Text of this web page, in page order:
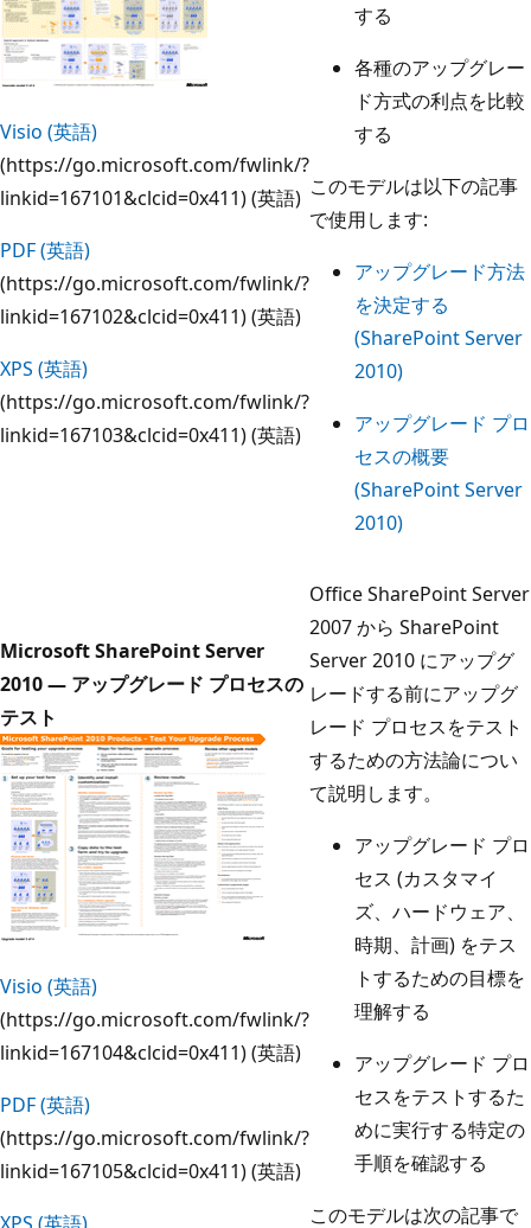
Visio (英語)
(https://go.microsoft.com/fwlink/?
linkid=167101&clcid=0x411) (英語)
PDF (英語)
(https://go.microsoft.com/fwlink/?
linkid=167102&clcid=0x411) (英語)
XPS (英語)
(https://go.microsoft.com/fwlink/?
linkid=167103&clcid=0x411) (英語)
する
各種のアップグレー
ド方式の利点を比較
する
このモデルは以下の記事
で使用します:
アップグレード方法
を決定する
(SharePoint Server
2010)
アップグレード プロ
セスの概要
(SharePoint Server
2010)
Microsoft SharePoint Server
2010 — アップグレード プロセスの
テスト
Visio (英語)
(https://go.microsoft.com/fwlink/?
linkid=167104&clcid=0x411) (英語)
PDF (英語)
(https://go.microsoft.com/fwlink/?
linkid=167105&clcid=0x411) (英語)
XPS (英語)
Office SharePoint Server
2007 から SharePoint
Server 2010 にアップグ
レードする前にアップグ
レード プロセスをテスト
するための方法論につい
て説明します。
アップグレード プロ
セス (カスタマイ
ズ、ハードウェア、
時期、計画) をテス
トするための目標を
理解する
アップグレード プロ
セスをテストするた
めに実行する特定の
手順を確認する
このモデルは次の記事で